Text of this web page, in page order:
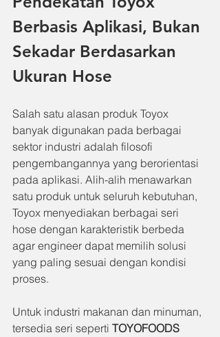
Berbasis Aplikasi, Bukan
Sekadar Berdasarkan
Ukuran Hose
Salah satu alasan produk Toyox
banyak digunakan pada berbagai
sektor industri adalah filosofi
pengembangannya yang berorientasi
pada aplikasi. Alih-alih menawarkan
satu produk untuk seluruh kebutuhan,
Toyox menyediakan berbagai seri
hose dengan karakteristik berbeda
agar engineer dapat memilih solusi
yang paling sesuai dengan kondisi
proses.
Untuk industri makanan dan minuman,
tersedia seri seperti TOYOFOODS